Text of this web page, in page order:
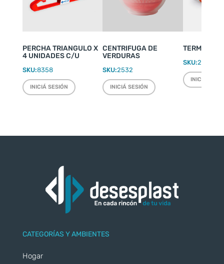
PERCHA TRIANGULO X
4 UNIDADES C/U
SKU:8358
INICIÁ SESIÓN
CENTRIFUGA DE
VERDURAS
SKU:2532
INICIÁ SESIÓN
TERMO
SKU:2220
INICIÁ
CATEGORÍAS Y AMBIENTES
Hogar